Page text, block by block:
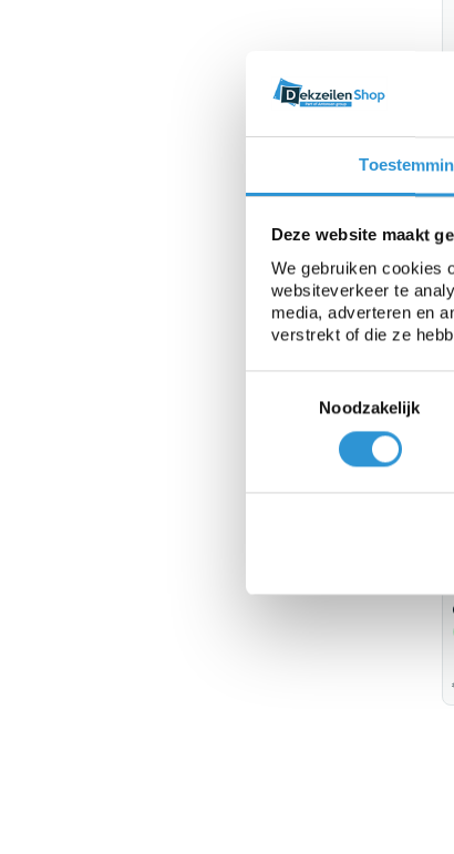
Deze website maakt
We gebruiken cookies
websiteverkeer te
media, adverteren en
verstrekt of die ze
Noodzakelijk